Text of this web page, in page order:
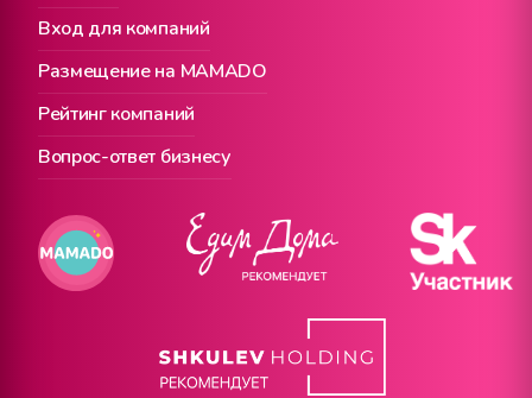
Вход для компаний
Размещение на MAMADO
Рейтинг компаний
Вопрос-ответ бизнесу